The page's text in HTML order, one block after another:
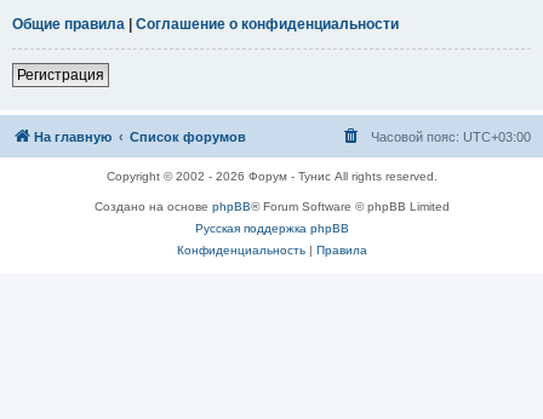
Общие правила | Соглашение о конфиденциальности
Регистрация
На главную Список форумов Часовой пояс: UTC+03:00
Copyright © 2002 - 2026 Форум - Тунис All rights reserved.
Создано на основе phpBB® Forum Software © phpBB Limited
Русская поддержка phpBB
Конфиденциальность| Правила